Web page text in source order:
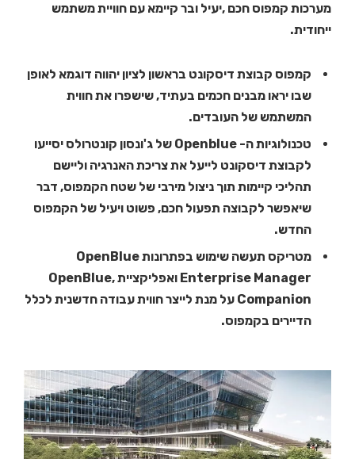
מערכות קמפוס חכם ,יעיל ובר קיימא עם חוויית משתמש
ייחודית.
קמפוס קבוצת דיסקונט בראשון לציון יהווה דוגמא לאופן
שבו יראו מבנים חכמים בעתיד, שישפרו את חווית
המשתמש של העובדים.
טכנולוגיות ה- Openblue של ג'ונסון קונטרולס יסייעו
לקבוצת דיסקונט לייעל את צריכת האנרגיה וליישם
תהליכי קיימות תוך ניצול מירבי של שטח הקמפוס, דבר
שיאפשר לקבוצה תפעול חכם, פשוט ויעיל של הקמפוס
החדש.
מטריקס תעשה שימוש בפתרונות OpenBlue
Enterprise Manager ואפליקציית ,OpenBlue
Companion על מנת לייצר חווית עבודה חדשנית לכלל
הדיירים בקמפוס.